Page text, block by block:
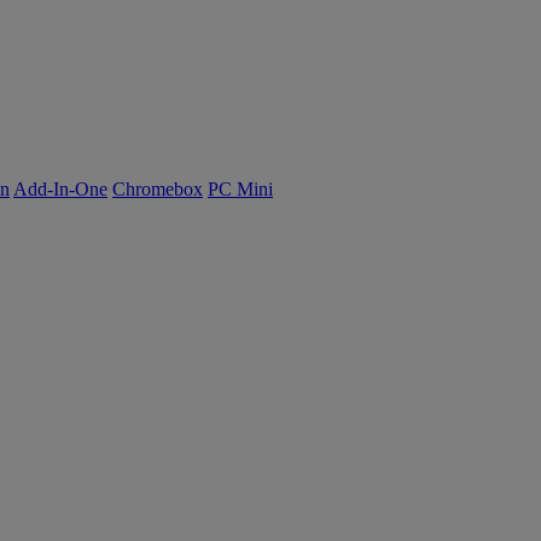
Add-In-One Chromebox PC Mini